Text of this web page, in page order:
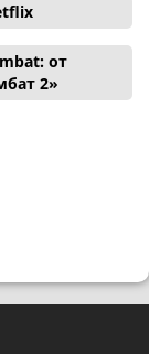
от
2»